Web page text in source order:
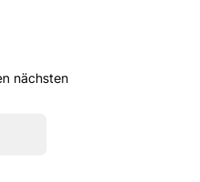
nächsten